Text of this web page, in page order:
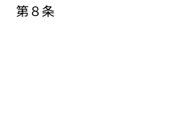
第８条